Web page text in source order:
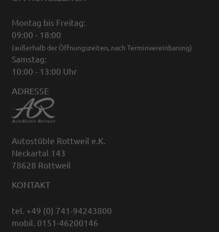
Montag bis Freitag:
09:00 - 18:00
(außerhalb der Öffnungszeiten, nach Terminvereinbarung)
Samstag:
10:00 - 13:00 Uhr
ADRESSE
Autostüble Rottweil e.K.
Neckartal 143
78628 Rottweil
KONTAKT
tel. +49 (0) 741-94243800
mobil. 0151-46200146